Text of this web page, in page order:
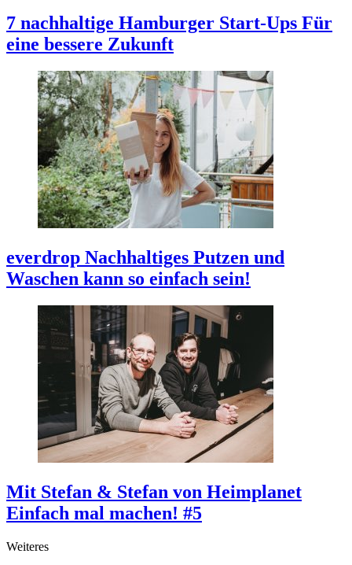
7 nachhaltige Hamburger Start-Ups Für
eine bessere Zukunft
everdrop Nachhaltiges Putzen und
Waschen kann so einfach sein!
Mit Stefan & Stefan von Heimplanet
Einfach mal machen! #5
Weiteres